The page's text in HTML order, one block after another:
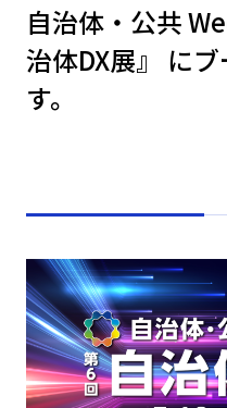
自治体・公共
治体DX展』 に
す。